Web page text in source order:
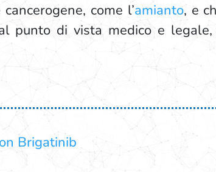
come l’amianto, e
punto di vista medico e
Brigatinib